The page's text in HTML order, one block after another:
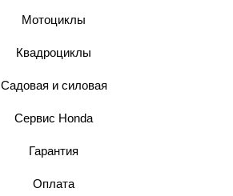
Мотоциклы
Квадроциклы
Садовая и силовая
Сервис Honda
Гарантия
Оплата